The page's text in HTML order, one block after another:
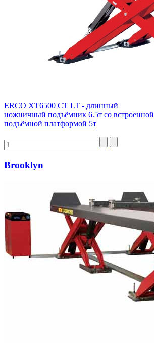
ERCO XT6500 CT LT - длинный
ножничный подъёмник 6.5т со встроенной
подъёмной платформой 5т
Brooklyn